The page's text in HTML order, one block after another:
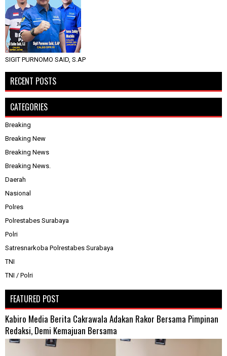
SIGIT PURNOMO SAID, S.AP
RECENT POSTS
CATEGORIES
Breaking
Breaking New
Breaking News
Breaking News.
Daerah
Nasional
Polres
Polrestabes Surabaya
Polri
Satresnarkoba Polrestabes Surabaya
TNI
TNI / Polri
FEATURED POST
Kabiro Media Berita Cakrawala Adakan Rakor Bersama Pimpinan
Redaksi, Demi Kemajuan Bersama